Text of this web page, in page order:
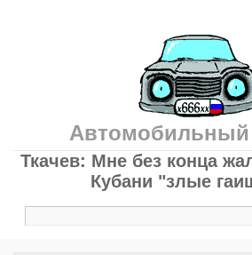
Ткачев: Мне без конца
Кубани "злые